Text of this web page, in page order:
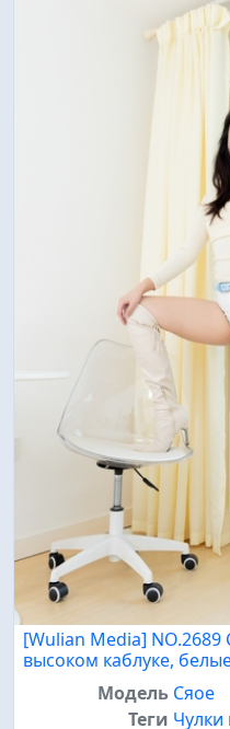
[Wulian Media]
высоком каблуке,
Модель Сяое
Теги Чулки